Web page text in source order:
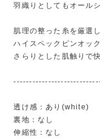
羽織りとしてもオール
肌理の整った糸を厳選
ハイスペックピンオッ
さらりとした肌触りで
透け感：あり(white)
裏地：なし
伸縮性：なし